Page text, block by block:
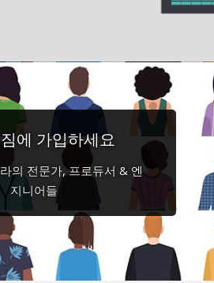
에 가입하세요
의 전문가, 프로듀서 & 엔
지니어들